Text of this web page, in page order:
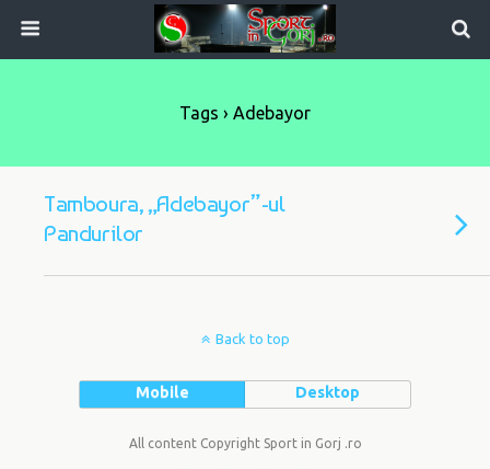
Tags › Adebayor
Tamboura, „Adebayor”-ul
Pandurilor
Back to top
Mobile Desktop
All content Copyright Sport in Gorj .ro